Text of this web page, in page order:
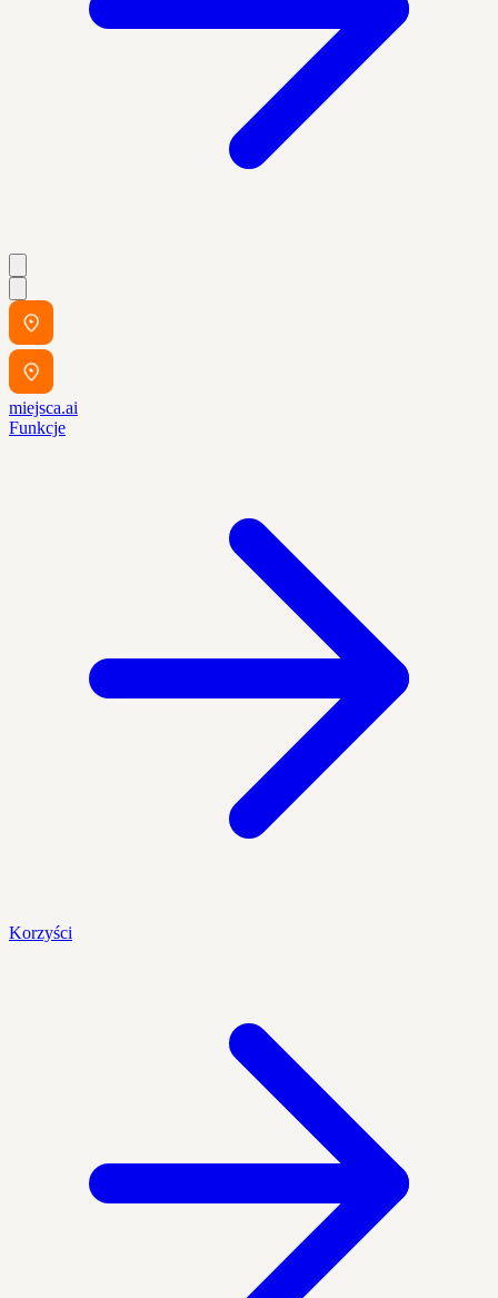
miejsca.ai
Funkcje
Korzyści